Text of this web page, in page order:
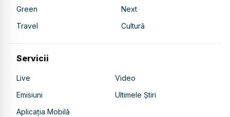
Green
Next
Travel
Cultură
Servicii
Live
Video
Emisiuni
Ultimele Știri
Aplicația Mobilă